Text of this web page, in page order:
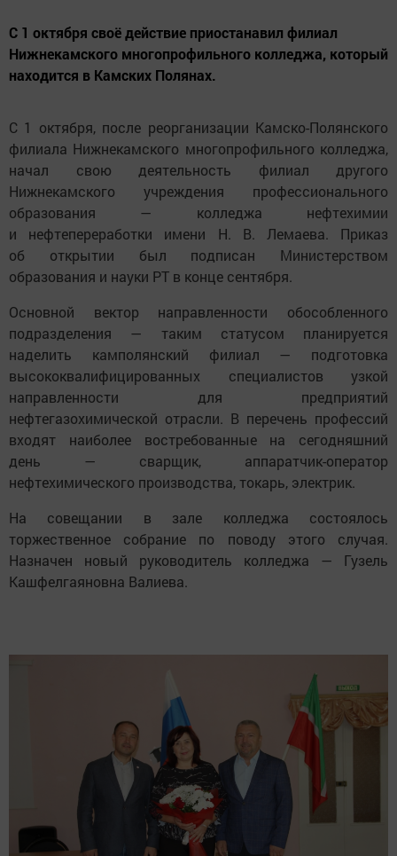
С 1 октября своё действие приостанавил филиал
Нижнекамского многопрофильного колледжа, который
находится в Камских Полянах.
С 1 октября, после реорганизации Камско-Полянского
филиала Нижнекамского многопрофильного колледжа,
начал свою деятельность филиал другого
Нижнекамского учреждения профессионального
образования — колледжа нефтехимии
и нефтепереработки имени Н. В. Лемаева. Приказ
об открытии был подписан Министерством
образования и науки РТ в конце сентября.
Основной вектор направленности обособленного
подразделения — таким статусом планируется
наделить камполянский филиал — подготовка
высококвалифицированных специалистов узкой
направленности для предприятий
нефтегазохимической отрасли. В перечень профессий
входят наиболее востребованные на сегодняшний
день — сварщик, аппаратчик-оператор
нефтехимического производства, токарь, электрик.
На совещании в зале колледжа состоялось
торжественное собрание по поводу этого случая.
Назначен новый руководитель колледжа — Гузель
Кашфелгаяновна Валиева.